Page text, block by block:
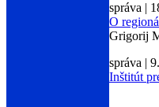
správa |
O
Grigorij
správa |
Inštitút